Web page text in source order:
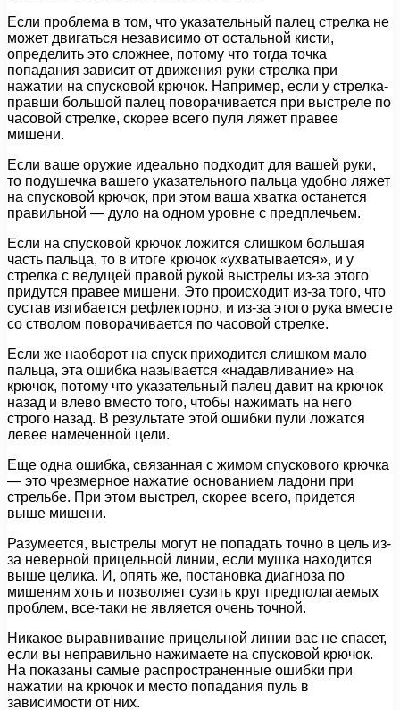
Если проблема в том, что указательный палец стрелка не
может двигаться независимо от остальной кисти,
определить это сложнее, потому что тогда точка
попадания зависит от движения руки стрелка при
нажатии на спусковой крючок. Например, если у стрелка-
правши большой палец поворачивается при выстреле по
часовой стрелке, скорее всего пуля ляжет правее
мишени.
Если ваше оружие идеально подходит для вашей руки,
то подушечка вашего указательного пальца удобно ляжет
на спусковой крючок, при этом ваша хватка останется
правильной — дуло на одном уровне с предплечьем.
Если на спусковой крючок ложится слишком большая
часть пальца, то в итоге крючок «ухватывается», и у
стрелка с ведущей правой рукой выстрелы из-за этого
придутся правее мишени. Это происходит из-за того, что
сустав изгибается рефлекторно, и из-за этого рука вместе
со стволом поворачивается по часовой стрелке.
Если же наоборот на спуск приходится слишком мало
пальца, эта ошибка называется «надавливание» на
крючок, потому что указательный палец давит на крючок
назад и влево вместо того, чтобы нажимать на него
строго назад. В результате этой ошибки пули ложатся
левее намеченной цели.
Еще одна ошибка, связанная с жимом спускового крючка
— это чрезмерное нажатие основанием ладони при
стрельбе. При этом выстрел, скорее всего, придется
выше мишени.
Разумеется, выстрелы могут не попадать точно в цель из-
за неверной прицельной линии, если мушка находится
выше целика. И, опять же, постановка диагноза по
мишеням хоть и позволяет сузить круг предполагаемых
проблем, все-таки не является очень точной.
Никакое выравнивание прицельной линии вас не спасет,
если вы неправильно нажимаете на спусковой крючок.
На показаны самые распространенные ошибки при
нажатии на крючок и место попадания пуль в
зависимости от них.